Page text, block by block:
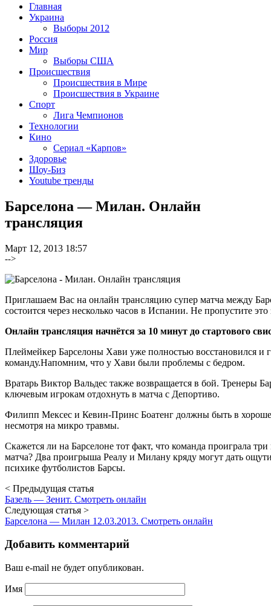
Главная
Украина
Выборы 2012
Россия
Мир
Выборы США
Происшествия
Происшествия в Мире
Происшествия в Украине
Спорт
Лига Чемпионов
Технологии
Кино
Сериал «Карпов»
Здоровье
Шоу-Биз
Youtube тренды
Барселона — Милан. Онлайн
трансляция
Март 12, 2013 18:57
-->
Приглашаем Вас на онлайн трансляцию супер матча между
состоится через несколько часов в Испании. Не пропустите
Онлайн трансляция начнётся за 10 минут до стартового
Плеймейкер Барселоны Хави уже полностью восстановился и
команду.Напомним, что у Хави были проблемы с бедром.
Вратарь Виктор Вальдес также возвращается в бой. Тренеры
ключевым игрокам отдохнуть в матча с Депортиво.
Филипп Мексес и Кевин-Принс Боатенг должны быть в
несмотря на микро травмы.
Скажется ли на Барселоне тот факт, что команда проиграла
матча? Два проигрыша Реалу и Милану кряду могут дать
психике футболистов Барсы.
< Предыдущая статья
Базель — Зенит. Смотреть онлайн
Следующая статья >
Барселона — Милан 12.03.2013. Смотреть онлайн
Добавить комментарий
Ваш e-mail не будет опубликован.
Имя